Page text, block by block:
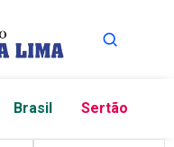
Brasil Sertão